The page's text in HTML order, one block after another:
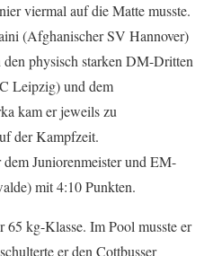
viermal auf die Matte musste.
(Afghanischer SV Hannover)
physisch starken DM-Dritten
Leipzig) und dem
kam er jeweils zu
der Kampfzeit.
Juniorenmeister und EM-
mit 4:10 Punkten.
65 kg-Klasse. Im Pool musste er
er den Cottbusser